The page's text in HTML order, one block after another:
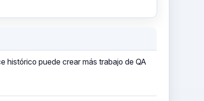
histórico puede crear más trabajo de QA